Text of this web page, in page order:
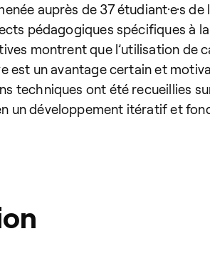
auprès de 37 étudiant·e·s
pédagogiques spécifiques à
montrent que l’utilisation de
est un avantage certain et
techniques ont été recueillies
un développement itératif et